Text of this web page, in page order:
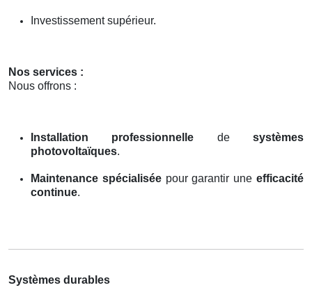
Investissement supérieur.
Nos services :
Nous offrons :
Installation professionnelle desystèmes
photovoltaïques.
Maintenance spécialiséepour garantir uneefficacité
continue.
Systèmes durables